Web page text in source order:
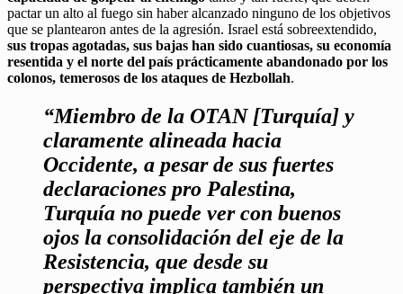
pactar un alto al fuego sin haber alcanzado ninguno de los objetivos
que se plantearon antes de la agresión. Israel está sobreextendido,
sus tropas agotadas, sus bajas han sido cuantiosas, su economía
resentida y el norte del país prácticamente abandonado por los
colonos, temerosos de los ataques de Hezbollah.
“Miembro de la OTAN [Turquía] y
claramente alineada hacia
Occidente, a pesar de sus fuertes
declaraciones pro Palestina,
Turquía no puede ver con buenos
ojos la consolidación del eje de la
Resistencia, que desde su
perspectiva implica también un